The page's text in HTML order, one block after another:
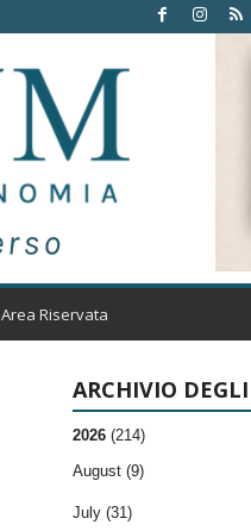
Area Riservata
ARCHIVIO
2026 (214)
August (9)
July (31)